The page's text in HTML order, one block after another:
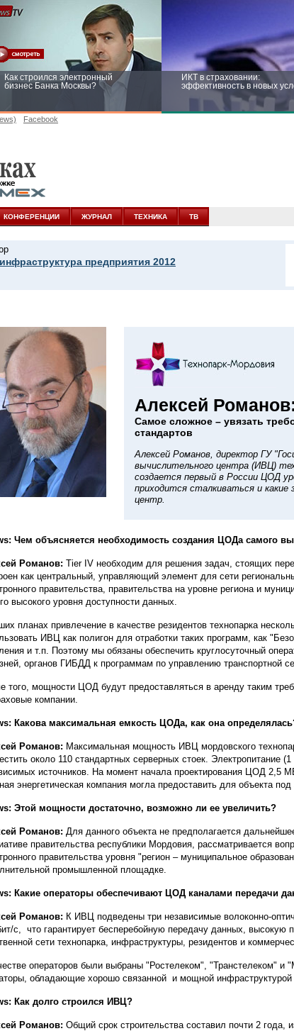
Как строился электронный
бизнес Банка Москвы?
ИКТ в страховании:
эффективность в новых
Рейтинг CNewsInfrastructure 2015:
приглашаем участвовать
новых условиях
Facebook
КОНФЕРЕНЦИИ ЖУРНАЛ ТЕХНИКА ТВ
предприятия 2012
Алексей Романов:
Самое сложное – увязать
стандартов
Алексей Романов, директор ГУ
вычислительного центра (ИВЦ)
создается первый в России ЦОД
приходится сталкиваться и
центр.
Чем объясняется необходимость создания ЦОДа самого
Романов: Tier IV необходим для решения задач, стоящих
как центральный, управляющий элемент для сети
правительства, правительства на уровне региона и
высокого уровня доступности данных.
планах привлечение в качестве резидентов технопарка
ИВЦ как полигон для отработки таких программ, как
и т.п. Поэтому мы обязаны обеспечить круглосуточный
органов ГИБДД к программам по управлению транспортной
того, мощности ЦОД будут предоставляться в аренду таким
компании.
Какова максимальная емкость ЦОДа, как она
Романов: Максимальная мощность ИВЦ мордовского
около 110 стандартных серверных стоек. Электропитание (1
источников. На момент начала проектирования ЦОД 2,5
энергетическая компания могла предоставить для объекта
Этой мощности достаточно, возможно ли ее увеличить?
Романов: Для данного объекта не предполагается
правительства республики Мордовия, рассматривается
правительства уровня "регион – муниципальное
промышленной площадке.
Какие операторы обеспечивают ЦОД каналами передачи
Романов: К ИВЦ подведены три независимые волоконно-
с, что гарантирует бесперебойную передачу данных, высокую
сети технопарка, инфраструктуры, резидентов и
операторов были выбраны "Ростелеком", "Транстелеком"
обладающие хорошо связанной и мощной инфраструктурой
Как долго строился ИВЦ?
Романов: Общий срок строительства составил почти 2 года,